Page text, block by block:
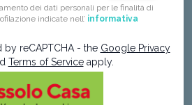
dei dati personali per le finalità di
indicate nell’ informativa
reCAPTCHA - the Google Privacy
Terms of Serviceapply.